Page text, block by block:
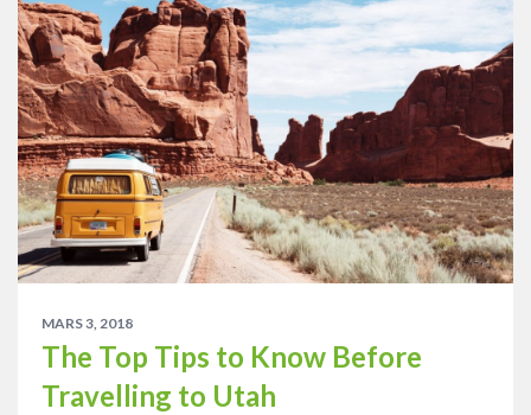
MARS 3, 2018
The Top Tips to Know Before
Travelling to Utah